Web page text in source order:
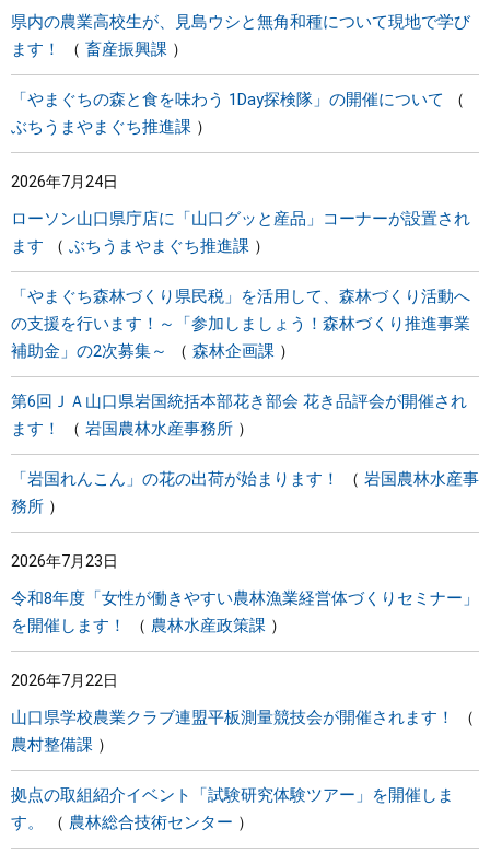
県内の農業高校生が、見島ウシと無角和種について現地で学び
ます！
畜産振興課
「やまぐちの森と食を味わう 1Day探検隊」の開催について
ぶちうまやまぐち推進課
2026年7月24日
ローソン山口県庁店に「山口グッと産品」コーナーが設置され
ます
ぶちうまやまぐち推進課
「やまぐち森林づくり県民税」を活用して、森林づくり活動へ
の支援を行います！～「参加しましょう！森林づくり推進事業
補助金」の2次募集～
森林企画課
第6回ＪＡ山口県岩国統括本部花き部会 花き品評会が開催され
ます！
岩国農林水産事務所
「岩国れんこん」の花の出荷が始まります！
岩国農林水産事
務所
2026年7月23日
令和8年度「女性が働きやすい農林漁業経営体づくりセミナー」
を開催します！
農林水産政策課
2026年7月22日
山口県学校農業クラブ連盟平板測量競技会が開催されます！
農村整備課
拠点の取組紹介イベント「試験研究体験ツアー」を開催しま
す。
農林総合技術センター